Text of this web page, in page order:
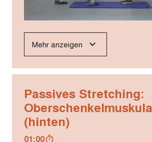
Mehr anzeigen
Passives Stretching:
(hinten)
01:00